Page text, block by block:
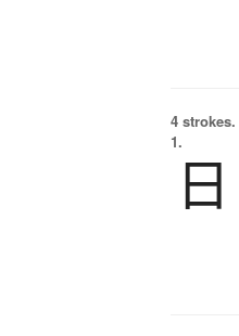
4 strokes.
1.
日